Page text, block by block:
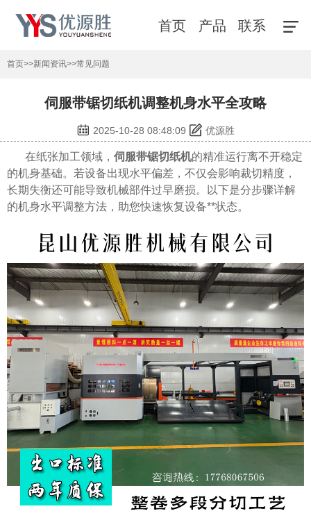
首页 产品 联系
首页>>新闻资讯>>常见问题
伺服带锯切纸机调整机身水平全攻略
2025-10-28 08:48:09 优源胜
在纸张加工领域， 伺服带锯切纸机的精准运行离不开稳定
的机身基础。若设备出现水平偏差，不仅会影响裁切精度，
长期失衡还可能导致机械部件过早磨损。以下是分步骤详解
的机身水平调整方法，助您快速恢复设备**状态。